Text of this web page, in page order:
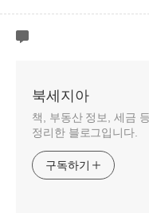
북세지아
책, 부동산 정보, 세금
정리한 블로그입니다.
구독하기